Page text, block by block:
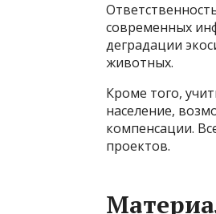
современных
деградации
животных.
Кроме того,
население,
компенсации.
проектов.